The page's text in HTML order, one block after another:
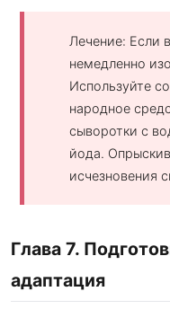
Лечение: Если
немедленно
Используйте
народное
сыворотки с
йода.
исчезновения
Глава 7.
адаптация